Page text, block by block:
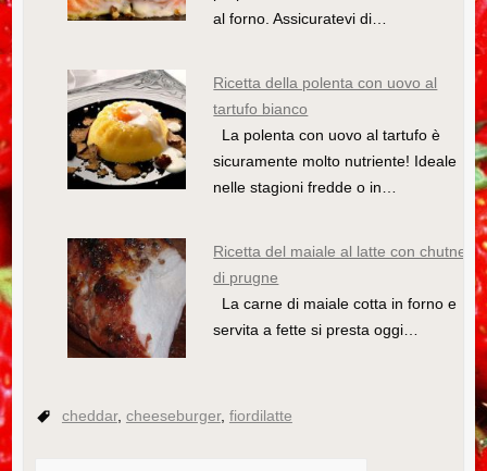
k
al forno. Assicuratevi di…
Ricetta della polenta con uovo al
tartufo bianco
La polenta con uovo al tartufo è
sicuramente molto nutriente! Ideale
nelle stagioni fredde o in…
Ricetta del maiale al latte con chutney
di prugne
La carne di maiale cotta in forno e
servita a fette si presta oggi…
cheddar, cheeseburger, fiordilatte